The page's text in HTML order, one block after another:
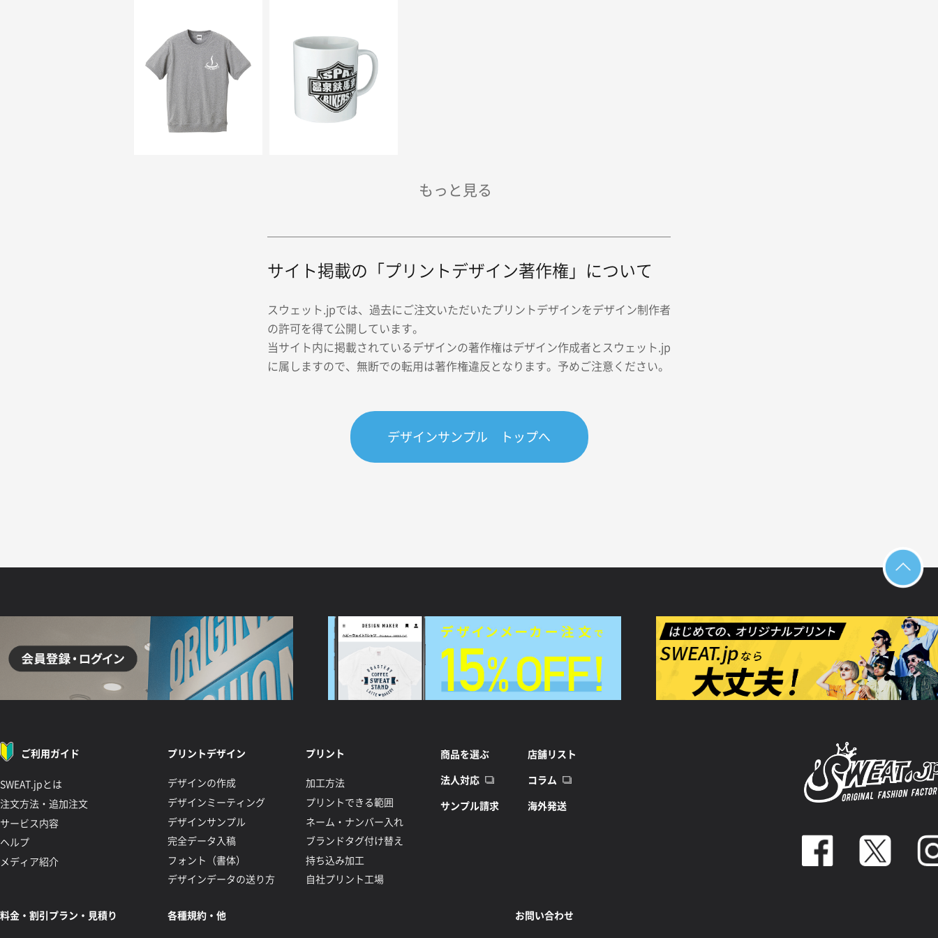
サイト掲載の「プリントデザイン著作権」について
スウェット.jpでは、過去にご注文いただいたプリントデザインをデザイン制作者
の許可を得て公開しています。
当サイト内に掲載されているデザインの著作権はデザイン作成者とスウェット.jp
に属しますので、無断での転用は著作権違反となります。予めご注意ください。
デザインサンプル トップへ
ご利用ガイド
SWEAT.jpとは
注文方法・追加注文
サービス内容
ヘルプ
メディア紹介
プリントデザイン
デザインの作成
デザインミーティング
デザインサンプル
完全データ入稿
フォント（書体）
デザインデータの送り方
プリント
加工方法
プリントできる範囲
ネーム・ナンバー入れ
ブランドタグ付け替え
持ち込み加工
自社プリント工場
商品を選ぶ
法人対応
サンプル請求
店舗リスト
コラム
海外発送
料金・割引プラン・見積り 各種規約・他 お問い合わせ